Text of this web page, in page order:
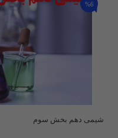
%6
شیمی دهم بخش سوم